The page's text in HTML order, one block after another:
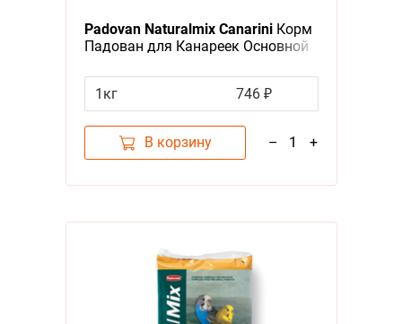
Padovan Naturalmix CanariniКорм
Падован для Канареек Основной
1кг 746 ₽
В корзину – 1 +